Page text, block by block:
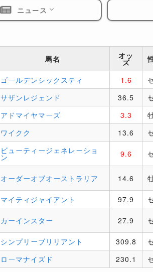
ニュース
馬名 オッ
ズ
ゴールデンシックスティ 1.6
サザンレジェンド 36.5
アドマイヤマーズ 3.3
ワイクク 13.6
ビューティージェネレーショ
ン 9.6
オーダーオブオーストラリア 14.6
マイティジャイアント 97.9
カーインスター 27.9
シンプリーブリリアント 309.8
ローマナイズド 230.1